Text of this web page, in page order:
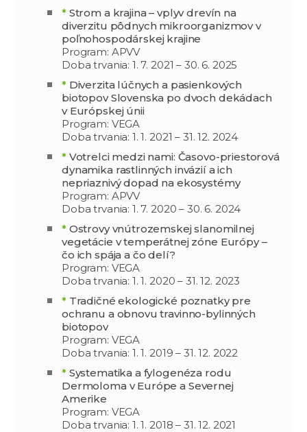
*Strom a krajina – vplyv drevín na
diverzitu pôdnych mikroorganizmov v
poľnohospodárskej krajine
Program: APVV
Doba trvania: 1. 7. 2021 – 30. 6. 2025
*Diverzita lúčnych a pasienkových
biotopov Slovenska po dvoch dekádach
v Európskej únii
Program: VEGA
Doba trvania: 1. 1. 2021 – 31. 12. 2024
*Votrelci medzi nami: Časovo-priestorová
dynamika rastlinných invázií a ich
nepriaznivý dopad na ekosystémy
Program: APVV
Doba trvania: 1. 7. 2020 – 30. 6. 2024
*Ostrovy vnútrozemskej slanomilnej
vegetácie v temperátnej zóne Európy –
čo ich spája a čo delí?
Program: VEGA
Doba trvania: 1. 1. 2020 – 31. 12. 2023
*Tradičné ekologické poznatky pre
ochranu a obnovu travinno-bylinných
biotopov
Program: VEGA
Doba trvania: 1. 1. 2019 – 31. 12. 2022
*Systematika a fylogenéza rodu
Dermoloma v Európe a Severnej
Amerike
Program: VEGA
Doba trvania: 1. 1. 2018 – 31. 12. 2021